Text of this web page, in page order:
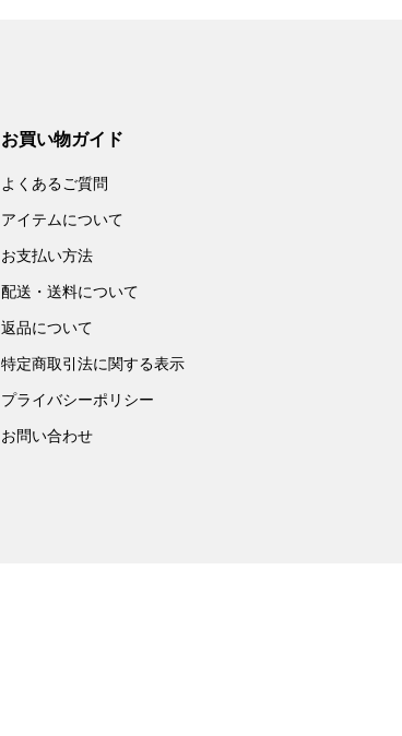
お買い物ガイド
よくあるご質問
アイテムについて
お支払い方法
配送・送料について
返品について
特定商取引法に関する表示
プライバシーポリシー
お問い合わせ